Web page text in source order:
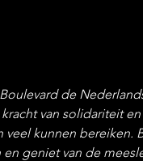
de
van solidariteit
kunnen bereiken.
geniet van de